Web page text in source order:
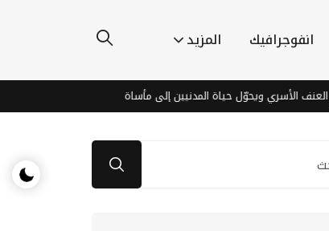
انفوجرافيك المزيد
ويحوّل حياة المدنيين إلى مأساة